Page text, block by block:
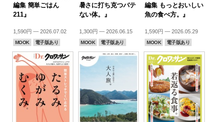
編集 簡単ごはん
211』
1,590円 — 2026.07.02
MOOK 電子版あり
暑さに打ち克つバテ
ない体。』
1,300円 — 2026.06.15
MOOK 電子版あり
編集 もっとおいしい
魚の食べ方。』
1,590円 — 2026.05.29
MOOK 電子版あり